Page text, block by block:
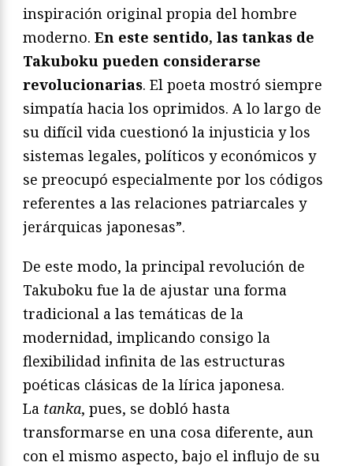
inspiración original propia del hombre
moderno. En este sentido, las tankas de
Takuboku pueden considerarse
revolucionarias. El poeta mostró siempre
simpatía hacia los oprimidos. A lo largo de
su difícil vida cuestionó la injusticia y los
sistemas legales, políticos y económicos y
se preocupó especialmente por los códigos
referentes a las relaciones patriarcales y
jerárquicas japonesas”.
De este modo, la principal revolución de
Takuboku fue la de ajustar una forma
tradicional a las temáticas de la
modernidad, implicando consigo la
flexibilidad infinita de las estructuras
poéticas clásicas de la lírica japonesa.
La tanka, pues, se dobló hasta
transformarse en una cosa diferente, aun
con el mismo aspecto, bajo el influjo de su